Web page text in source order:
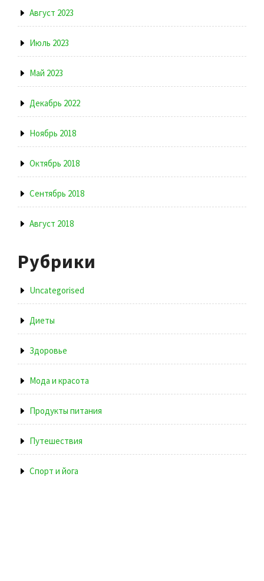
Август 2023
Июль 2023
Май 2023
Декабрь 2022
Ноябрь 2018
Октябрь 2018
Сентябрь 2018
Август 2018
Рубрики
Uncategorised
Диеты
Здоровье
Мода и красота
Продукты питания
Путешествия
Спорт и йога